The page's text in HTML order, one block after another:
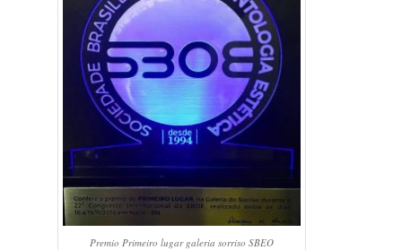
Premio Primeiro lugar galeria sorriso SBEO